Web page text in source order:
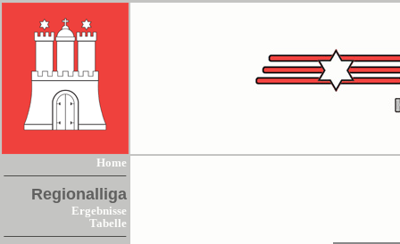
Home
Regionalliga
Ergebnisse
Tabelle